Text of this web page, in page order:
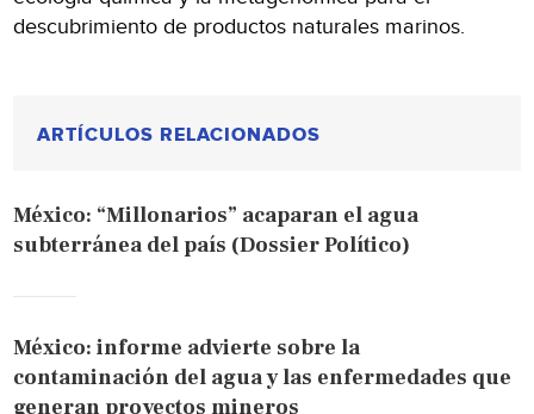
descubrimiento de productos naturales marinos.
ARTÍCULOS RELACIONADOS
México: “Millonarios” acaparan el agua
subterránea del país (Dossier Político)
México: informe advierte sobre la
contaminación del agua y las enfermedades que
generan proyectos mineros